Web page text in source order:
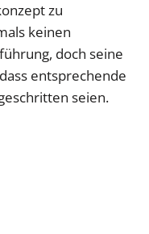
zu
keinen
doch seine
entsprechende
seien.